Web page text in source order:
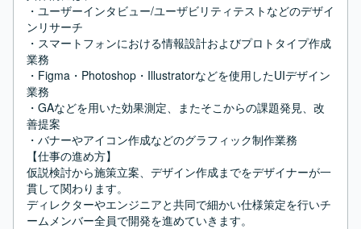
・ユーザーインタビュー/ユーザビリティテストなどのデザイ
ンリサーチ
・スマートフォンにおける情報設計およびプロトタイプ作成
業務
・Figma・Photoshop・Illustratorなどを使用したUIデザイン
業務
・GAなどを用いた効果測定、またそこからの課題発見、改
善提案
・バナーやアイコン作成などのグラフィック制作業務
【仕事の進め方】
仮説検討から施策立案、デザイン作成までをデザイナーが一
貫して関わります。
ディレクターやエンジニアと共同で細かい仕様策定を行いチ
ームメンバー全員で開発を進めていきます。